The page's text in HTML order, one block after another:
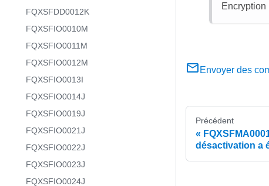
FQXSFDD0012K
FQXSFIO0010M
FQXSFIO0011M
FQXSFIO0012M
FQXSFIO0013I
FQXSFIO0014J
FQXSFIO0019J
FQXSFIO0021J
FQXSFIO0022J
FQXSFIO0023J
FQXSFIO0024J
Encryption
Envoyer des
Précédent
désactivation a